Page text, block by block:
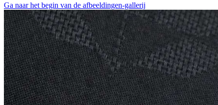
Ga naar het begin van de afbeeldingen-gallerij